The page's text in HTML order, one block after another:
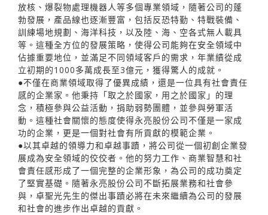
放核、爆裂物處理機器人等多個專業領域，隨著公司的蓬
勃發展，產品線也逐漸豐富，包括反恐特勤、特戰裝備、
訓練場地規劃、海洋科技，以及陸、海、空各式無人載具
等。這種全方位的發展策略，使得公司能夠在安全領域中
佔據重要地位，並滿足不同領域客戶的需求，年業績從成
立初期的1000多萬成長至3億元，獲得驚人的成就。
●不僅在商業領域取得了優異成績，還是一位具有社會責任
感的企業家。他秉持「取之於國家，用之於國家」的理
念，積極參與公益活動，捐助弱勢團體，並參與勞軍活
動。這種社會關懷的態度使得永亮股份公司不僅是一家成
功的企業，更是一個對社會有所貢獻的模範企業。
●以其卓越的領導力和卓越事蹟，將公司從一個初創企業發
展成為安全領域的佼佼者。他的努力工作、商業智慧和社
會責任感形成了一個完整的企業形象，為公司的成功奠定
了堅實基礎。隨著永亮股份公司不斷拓展業務和社會參
與，卓聖光先生的傑出事蹟必將在未來繼續為公司的發展
和社會的進步作出卓越的貢獻。